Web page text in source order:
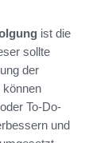
ist die
sollte
der
können
To-Do-
und